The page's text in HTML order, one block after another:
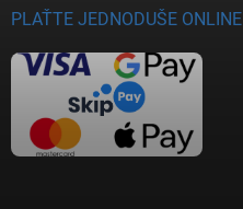
PLAŤTE JEDNODUŠE ONLINE